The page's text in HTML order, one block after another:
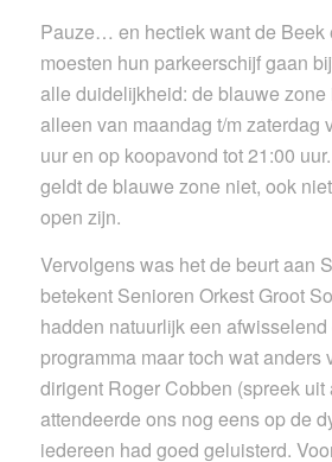
Pauze… en hectiek want de Beek
moesten hun parkeerschijf gaan
alle duidelijkheid: de blauwe
alleen van maandag t/m zaterdag
uur en op koopavond tot 21:00
geldt de blauwe zone niet, ook
open zijn.
Vervolgens was het de beurt aan
betekent Senioren Orkest Groot
hadden natuurlijk een
programma maar toch wat anders
dirigent Roger Cobben (spreek
attendeerde ons nog eens op de
iedereen had goed geluisterd.